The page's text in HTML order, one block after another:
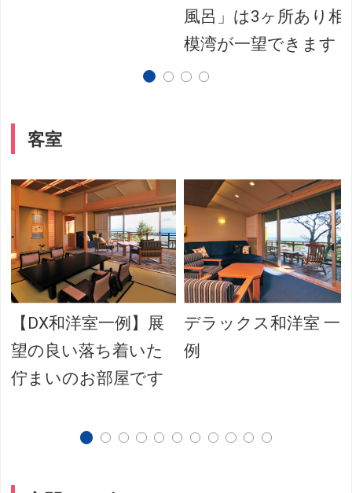
風呂」は3ヶ所あり相
模湾が一望できます
客室
【DX和洋室一例】展
望の良い落ち着いた
佇まいのお部屋です
デラックス和洋室 一
例